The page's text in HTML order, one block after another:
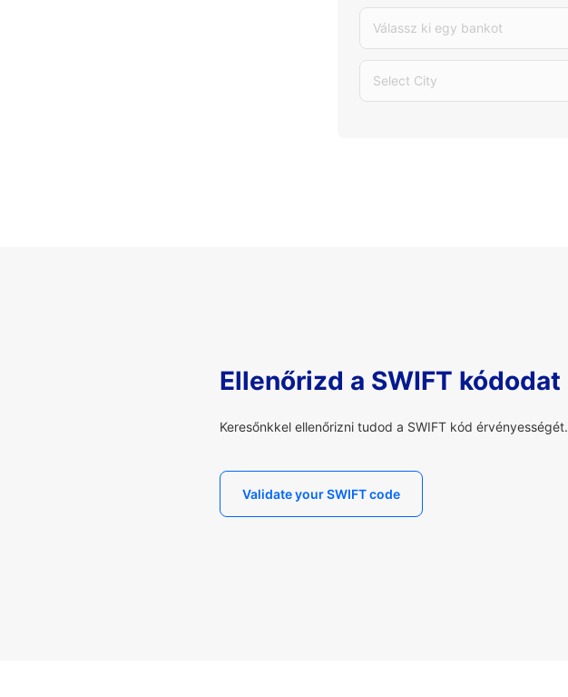
Válassz ki egy bankot
Select City
Ellenőrizd a SWIFT kódodat
Keresőnkkel ellenőrizni tudod a SWIFT kód érvényességét.
Validate your SWIFT code